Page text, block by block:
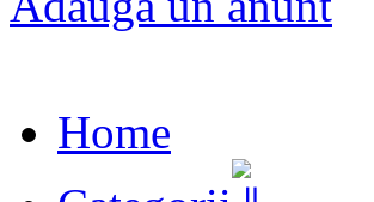
Home